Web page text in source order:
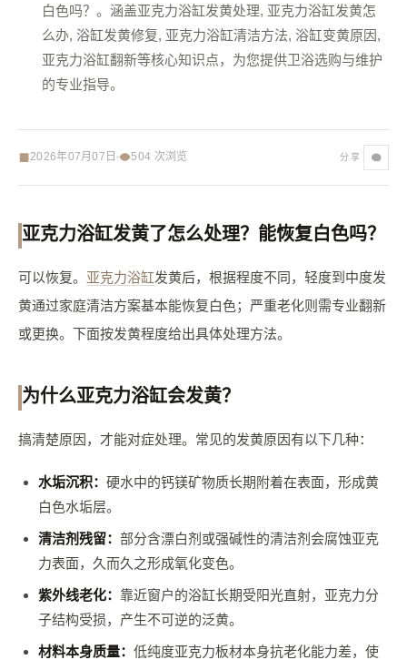
白色吗？。涵盖亚克力浴缸发黄处理, 亚克力浴缸发黄怎
么办, 浴缸发黄修复, 亚克力浴缸清洁方法, 浴缸变黄原因,
亚克力浴缸翻新等核心知识点，为您提供卫浴选购与维护
的专业指导。
2026年07月07日 504 次浏览 分享
亚克力浴缸发黄了怎么处理？能恢复白色吗？
可以恢复。 亚克力浴缸发黄后，根据程度不同，轻度到中度发
黄通过家庭清洁方案基本能恢复白色；严重老化则需专业翻新
或更换。下面按发黄程度给出具体处理方法。
为什么亚克力浴缸会发黄？
搞清楚原因，才能对症处理。常见的发黄原因有以下几种：
水垢沉积： 硬水中的钙镁矿物质长期附着在表面，形成黄
白色水垢层。
清洁剂残留： 部分含漂白剂或强碱性的清洁剂会腐蚀亚克
力表面，久而久之形成氧化变色。
紫外线老化： 靠近窗户的浴缸长期受阳光直射，亚克力分
子结构受损，产生不可逆的泛黄。
材料本身质量： 低纯度亚克力板材本身抗老化能力差，使